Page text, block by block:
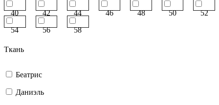
40 42 44 46 48 50 52
54 56 58
Ткань
Беатрис
Даниэль